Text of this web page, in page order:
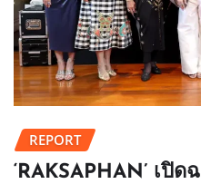
REPORT
‘RAKSAPHAN’ เปิ